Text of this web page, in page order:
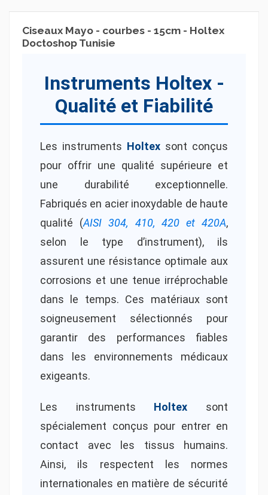
Ciseaux Mayo - courbes - 15cm - Holtex
Doctoshop Tunisie
Instruments Holtex -
Qualité et Fiabilité
Les instruments Holtex sont conçus
pour offrir une qualité supérieure et
une durabilité exceptionnelle.
Fabriqués en acier inoxydable de haute
qualité (AISI 304, 410, 420 et 420A,
selon le type d’instrument), ils
assurent une résistance optimale aux
corrosions et une tenue irréprochable
dans le temps. Ces matériaux sont
soigneusement sélectionnés pour
garantir des performances fiables
dans les environnements médicaux
exigeants.
Les instruments Holtex sont
spécialement conçus pour entrer en
contact avec les tissus humains.
Ainsi, ils respectent les normes
internationales en matière de sécurité